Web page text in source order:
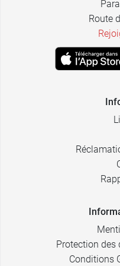
Route
Protection des
Conditions